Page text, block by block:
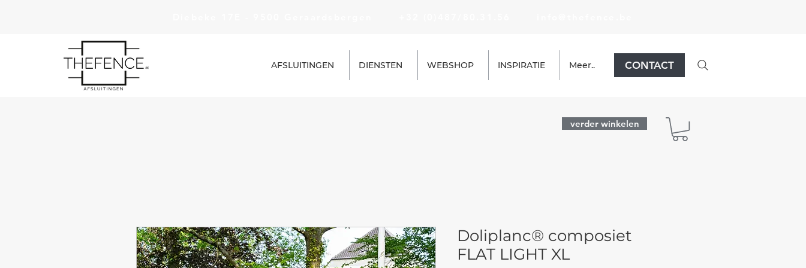
AFSLUITINGEN DIENSTEN WEBSHOP INSPIRATIE Meer.. CONTACT
verder winkelen
Doliplanc® composiet
FLAT LIGHT XL